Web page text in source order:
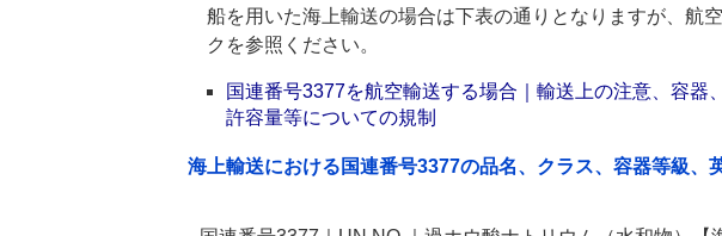
船を用いた海上輸送の場合は下表の通りとなりますが、航
クを参照ください。
国連番号3377を航空輸送する場合｜輸送上の注意、容器
許容量等についての規制
海上輸送における国連番号3377の品名、クラス、容器等級、